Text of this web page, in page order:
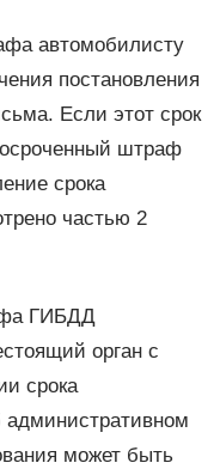
автомобилисту
постановления
Если этот срок
штраф
срока
частью 2
ГИБДД
орган с
срока
административном
может быть